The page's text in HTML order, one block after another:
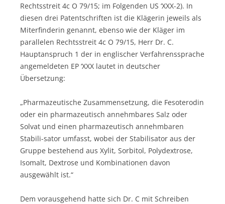
Rechtsstreit 4c O 79/15; im Folgenden US ‘XXX-2). In
diesen drei Patentschriften ist die Klägerin jeweils als
Miterfinderin genannt, ebenso wie der Kläger im
parallelen Rechtsstreit 4c O 79/15, Herr Dr. C.
Hauptanspruch 1 der in englischer Verfahrenssprache
angemeldeten EP ‘XXX lautet in deutscher
Übersetzung:
„Pharmazeutische Zusammensetzung, die Fesoterodin
oder ein pharmazeutisch annehmbares Salz oder
Solvat und einen pharmazeutisch annehmbaren
Stabili-sator umfasst, wobei der Stabilisator aus der
Gruppe bestehend aus Xylit, Sorbitol, Polydextrose,
Isomalt, Dextrose und Kombinationen davon
ausgewählt ist.“
Dem vorausgehend hatte sich Dr. C mit Schreiben